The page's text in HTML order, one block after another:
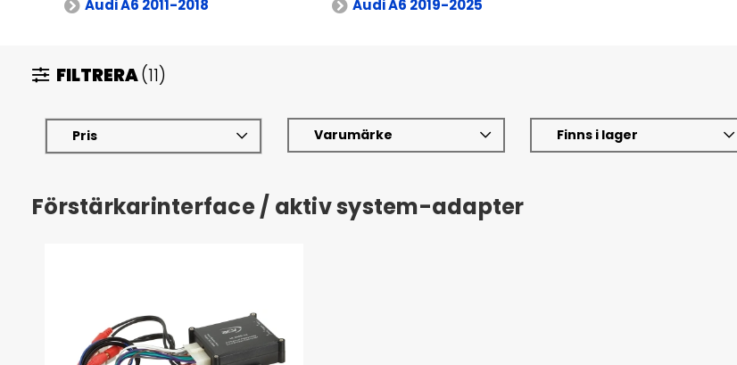
Audi A6 2011-2018
Audi A6 2019-2025
FILTRERA(11)
Pris Varumärke Finns i lager
Förstärkarinterface / aktiv system-adapter